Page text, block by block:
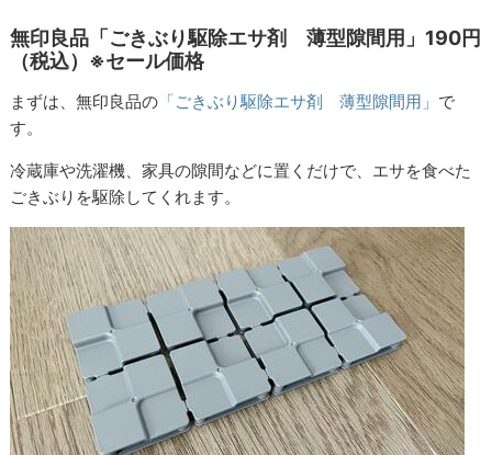
無印良品「ごきぶり駆除エサ剤 薄型隙間用」190円
（税込）※セール価格
まずは、無印良品の 「ごきぶり駆除エサ剤 薄型隙間用」 で
す。
冷蔵庫や洗濯機、家具の隙間などに置くだけで、エサを食べた
ごきぶりを駆除してくれます。